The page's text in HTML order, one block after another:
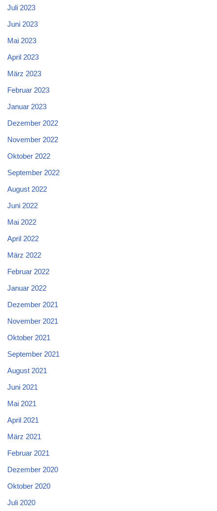
Juli 2023
Juni 2023
Mai 2023
April 2023
März 2023
Februar 2023
Januar 2023
Dezember 2022
November 2022
Oktober 2022
September 2022
August 2022
Juni 2022
Mai 2022
April 2022
März 2022
Februar 2022
Januar 2022
Dezember 2021
November 2021
Oktober 2021
September 2021
August 2021
Juni 2021
Mai 2021
April 2021
März 2021
Februar 2021
Dezember 2020
Oktober 2020
Juli 2020